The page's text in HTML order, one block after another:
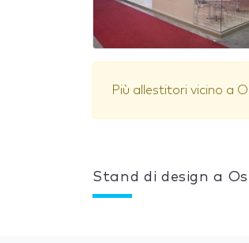
Più allestitori vicino a
Stand di design a